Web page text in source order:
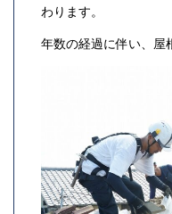
わります。
年数の経過に伴い、屋